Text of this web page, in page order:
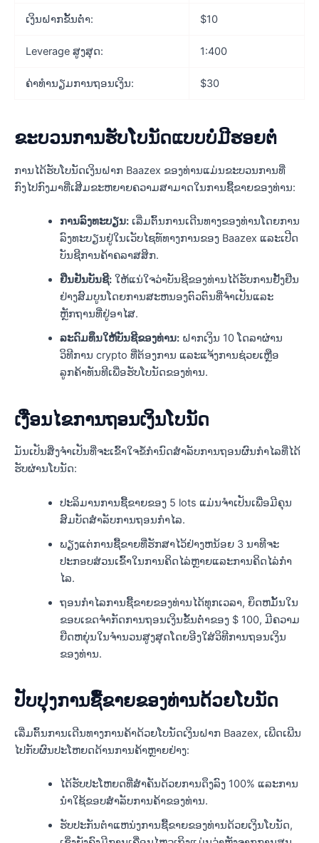
ເງິນຝາກຂັ້ນຕໍ່າ: $10
Leverage ສູງສຸດ: 1:400
ຄ່າທຳນຽມການຖອນເງິນ: $30
ຂະບວນການຮັບໂບນັດແບບບໍ່ມີຮອຍຕໍ່
ການໄດ້ຮັບໂບນັດເງິນຝາກ Baazex ຂອງທ່ານແມ່ນຂະບວນການທີ່
ກົງໄປກົງມາທີ່ເສີມຂະຫຍາຍຄວາມສາມາດໃນການຊື້ຂາຍຂອງທ່ານ:
ການລົງທະບຽນ:ເລີ່ມຕົ້ນການເດີນທາງຂອງທ່ານໂດຍການ
ລົງທະບຽນຢູ່ໃນເວັບໄຊທ໌ທາງການຂອງ Baazex ແລະເປີດ
ບັນຊີການຄ້າຄລາສສິກ.
ຢືນຢັນບັນຊີ:ໃຫ້ແນ່ໃຈວ່າບັນຊີຂອງທ່ານໄດ້ຮັບການຢັ້ງຢືນ
ຢ່າງສົມບູນໂດຍການສະຫນອງຕົວຕົນທີ່ຈໍາເປັນແລະ
ຫຼັກຖານທີ່ຢູ່ອາໄສ.
ລະດົມທຶນໃຫ້ບັນຊີຂອງທ່ານ:ຝາກເງິນ 10 ໂດລາຜ່ານ
ວິທີການ crypto ທີ່ຕ້ອງການ ແລະແຈ້ງການຊ່ວຍເຫຼືອ
ລູກຄ້າທັນທີເພື່ອຮັບໂບນັດຂອງທ່ານ.
ເງື່ອນໄຂການຖອນເງິນໂບນັດ
ມັນເປັນສິ່ງຈໍາເປັນທີ່ຈະເຂົ້າໃຈຂໍ້ກໍານົດສໍາລັບການຖອນຜົນກໍາໄລທີ່ໄດ້
ຮັບຜ່ານໂບນັດ:
ປະລິມານການຊື້ຂາຍຂອງ 5 lots ແມ່ນຈໍາເປັນເພື່ອມີຄຸນ
ສົມບັດສໍາລັບການຖອນກໍາໄລ.
ພຽງແຕ່ການຊື້ຂາຍທີ່ຮັກສາໄວ້ຢ່າງຫນ້ອຍ 3 ນາທີຈະ
ປະກອບສ່ວນເຂົ້າໃນການຄິດໄລ່ຫຼາຍແລະການຄິດໄລ່ກໍາ
ໄລ.
ຖອນກໍາໄລການຊື້ຂາຍຂອງທ່ານໄດ້ທຸກເວລາ, ຍຶດຫມັ້ນໃນ
ຂອບເຂດຈໍາກັດການຖອນເງິນຂັ້ນຕ່ໍາຂອງ $ 100, ມີຄວາມ
ຍືດຫຍຸ່ນໃນຈໍານວນສູງສຸດໂດຍອີງໃສ່ວິທີການຖອນເງິນ
ຂອງທ່ານ.
ປັບປຸງການຊື້ຂາຍຂອງທ່ານດ້ວຍໂບນັດ
ເລີ່ມຕົ້ນການເດີນທາງການຄ້າດ້ວຍໂບນັດເງິນຝາກ Baazex, ເພີດເພີນ
ໄປກັບຜົນປະໂຫຍດດ້ານການຄ້າຫຼາຍຢ່າງ:
ໄດ້ຮັບປະໂຫຍດທີ່ສໍາຄັນດ້ວຍການດຶງລົງ 100% ແລະການ
ນໍາໃຊ້ຂອບສໍາລັບການຄ້າຂອງທ່ານ.
ຮັບປະກັນຕໍາແຫນ່ງການຊື້ຂາຍຂອງທ່ານດ້ວຍເງິນໂບນັດ,